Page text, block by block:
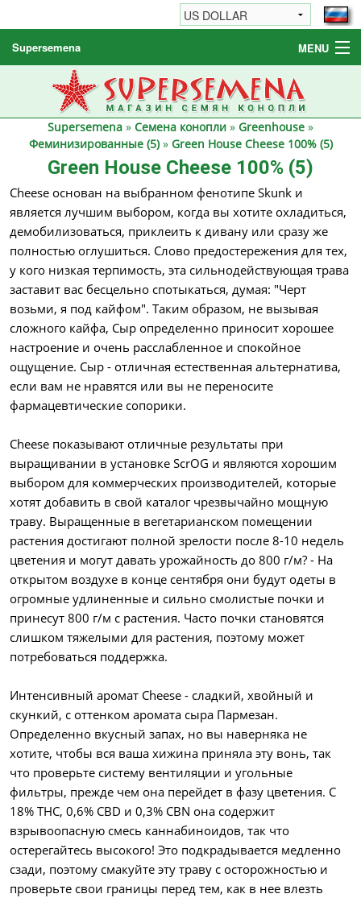
Supersemena MENU
Семена конопли
Другие товары
Как заказать / FAQ
Supersemena » Семена конопли » Greenhouse »
Феминизированные (5)» Green House Cheese 100% (5)
Green House Cheese 100% (5)
Cheese основан на выбранном фенотипе Skunk и
является лучшим выбором, когда вы хотите охладиться,
демобилизоваться, приклеить к дивану или сразу же
полностью оглушиться. Слово предостережения для тех,
у кого низкая терпимость, эта сильнодействующая трава
заставит вас бесцельно спотыкаться, думая: "Черт
возьми, я под кайфом". Таким образом, не вызывая
сложного кайфа, Сыр определенно приносит хорошее
настроение и очень расслабленное и спокойное
ощущение. Сыр - отличная естественная альтернатива,
если вам не нравятся или вы не переносите
фармацевтические сопорики.
Cheese показывают отличные результаты при
выращивании в установке ScrOG и являются хорошим
выбором для коммерческих производителей, которые
хотят добавить в свой каталог чрезвычайно мощную
траву. Выращенные в вегетарианском помещении
растения достигают полной зрелости после 8-10 недель
цветения и могут давать урожайность до 800 г/м? - На
открытом воздухе в конце сентября они будут одеты в
огромные удлиненные и сильно смолистые почки и
принесут 800 г/м с растения. Часто почки становятся
слишком тяжелыми для растения, поэтому может
потребоваться поддержка.
Интенсивный аромат Cheese - сладкий, хвойный и
скункий, с оттенком аромата сыра Пармезан.
Определенно вкусный запах, но вы наверняка не
хотите, чтобы вся ваша хижина приняла эту вонь, так
что проверьте систему вентиляции и угольные
фильтры, прежде чем она перейдет в фазу цветения. С
18% THC, 0,6% CBD и 0,3% CBN она содержит
взрывоопасную смесь каннабиноидов, так что
остерегайтесь высокого! Это подкрадывается медленно
сзади, поэтому смакуйте эту траву с осторожностью и
проверьте свои границы перед тем, как в нее влезть